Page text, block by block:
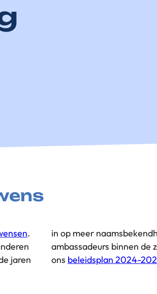
.
jaren
in op meer naamsbekendheid en het bouwen van stevig netwerk van
ons beleidsplan 2024-